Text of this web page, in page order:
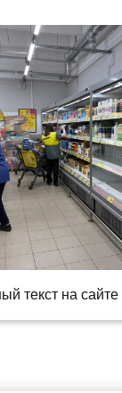
текст на сайте